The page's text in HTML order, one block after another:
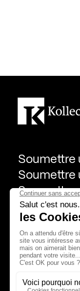
Soumettre
Soumettre
Soumettre
Page Facebook
PagePage
Partenaires